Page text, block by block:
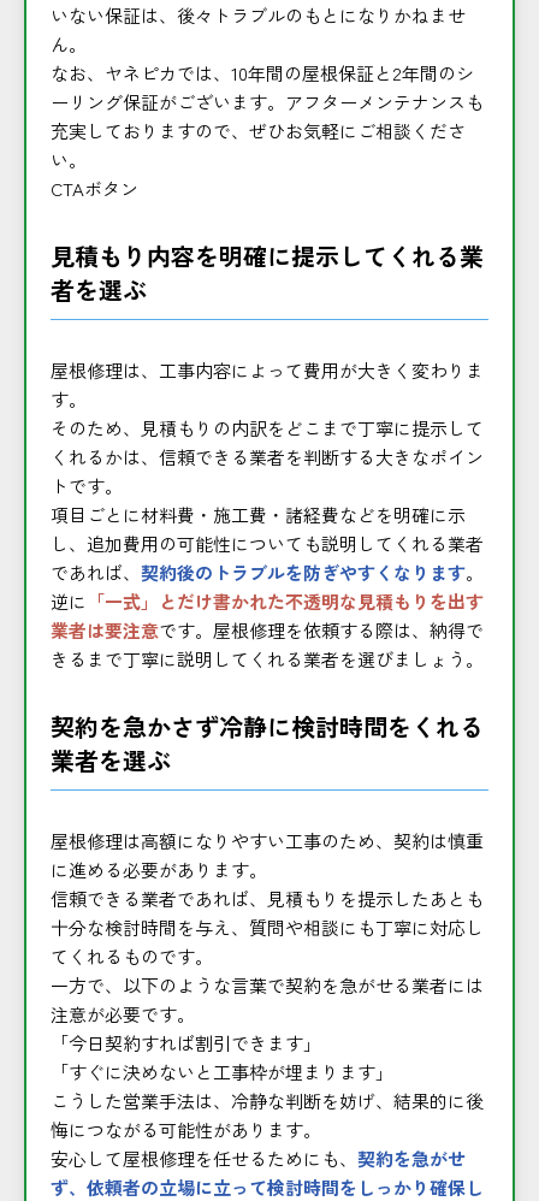
いない保証は、後々トラブルのもとになりかねませ
ん。
なお、ヤネピカでは、10年間の屋根保証と2年間のシ
ーリング保証がございます。アフターメンテナンスも
充実しておりますので、ぜひお気軽にご相談くださ
い。
CTAボタン
見積もり内容を明確に提示してくれる業
者を選ぶ
屋根修理は、工事内容によって費用が大きく変わりま
す。
そのため、見積もりの内訳をどこまで丁寧に提示して
くれるかは、信頼できる業者を判断する大きなポイン
トです。
項目ごとに材料費・施工費・諸経費などを明確に示
し、追加費用の可能性についても説明してくれる業者
であれば、 契約後のトラブルを防ぎやすくなります。
逆に 「一式」とだけ書かれた不透明な見積もりを出す
業者は要注意です。屋根修理を依頼する際は、納得で
きるまで丁寧に説明してくれる業者を選びましょう。
契約を急かさず冷静に検討時間をくれる
業者を選ぶ
屋根修理は高額になりやすい工事のため、契約は慎重
に進める必要があります。
信頼できる業者であれば、見積もりを提示したあとも
十分な検討時間を与え、質問や相談にも丁寧に対応し
てくれるものです。
一方で、以下のような言葉で契約を急がせる業者には
注意が必要です。
「今日契約すれば割引できます」
「すぐに決めないと工事枠が埋まります」
こうした営業手法は、冷静な判断を妨げ、結果的に後
悔につながる可能性があります。
安心して屋根修理を任せるためにも、 契約を急がせ
ず、依頼者の立場に立って検討時間をしっかり確保し